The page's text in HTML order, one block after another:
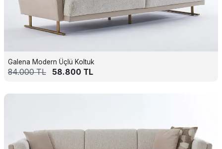
Galena Modern Üçlü Koltuk
84.000TL 58.800 TL